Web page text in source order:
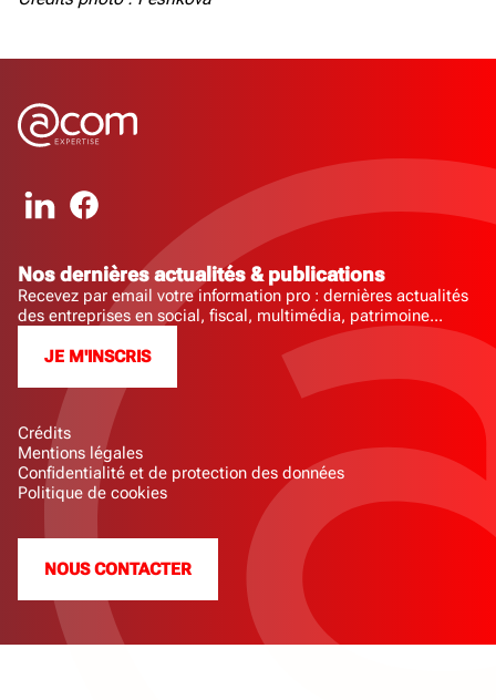
Crédits
Mentions légales
Confidentialité et de protection des données
Politique de cookies
NOUS CONTACTER
Nos dernières actualités & publications
Recevez par email votre information pro : dernières actualités
des entreprises en social, fiscal, multimédia, patrimoine...
JE M'INSCRIS